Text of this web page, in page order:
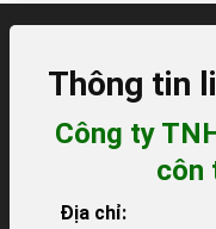
Thông tin
Công ty
côn
Địa chỉ: